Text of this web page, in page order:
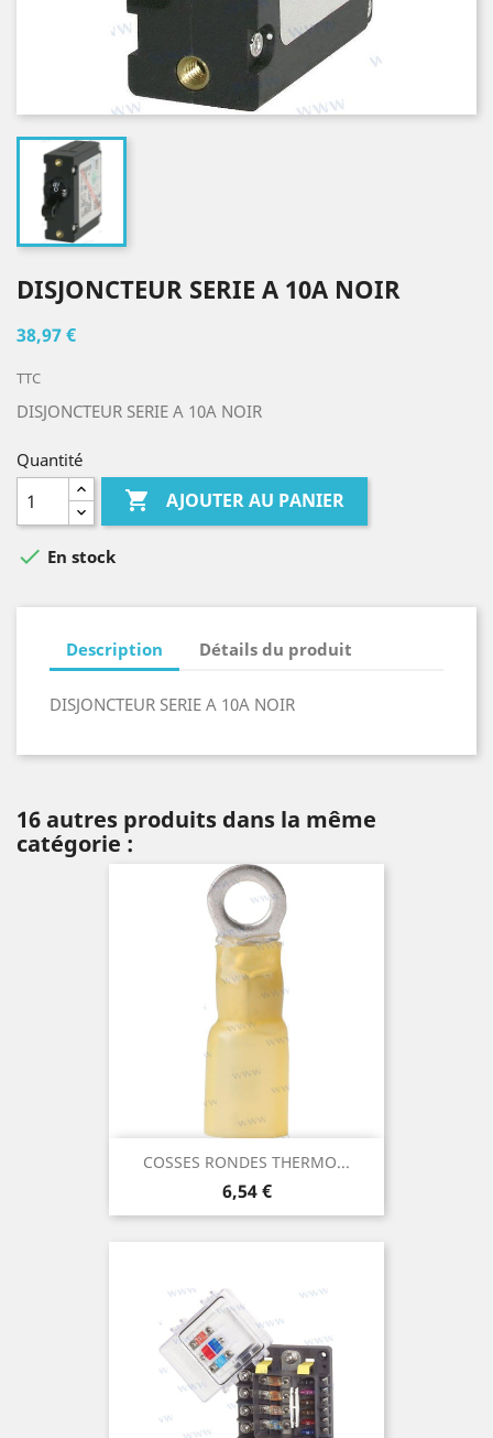
DISJONCTEUR SERIE A 10A NOIR
38,97 €
TTC
DISJONCTEUR SERIE A 10A NOIR
Quantité
 AJOUTER AU PANIER
 En stock
Description Détails du produit
DISJONCTEUR SERIE A 10A NOIR
16 autres produits dans la même
catégorie :
COSSES RONDES THERMO...
Prix
6,54 €